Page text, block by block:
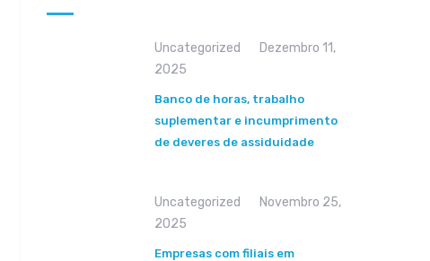
Uncategorized
Dezembro 11,
2025
Banco de horas, trabalho
suplementar e incumprimento
de deveres de assiduidade
Uncategorized
Novembro 25,
2025
Empresas com filiais em